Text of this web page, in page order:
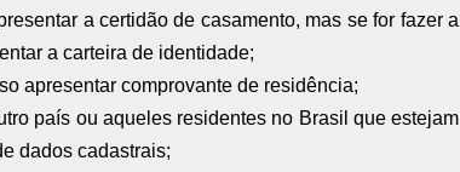
a certidão de casamento, mas se for fazer a
a carteira de identidade;
apresentar comprovante de residência;
país ou aqueles residentes no Brasil que estejam
dados cadastrais;